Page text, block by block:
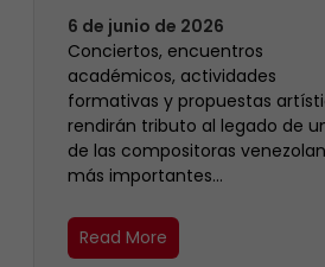
6 de junio de 2026
Conciertos, encuentros
académicos, actividades
formativas y propuestas
rendirán tributo al legado de
de las compositoras
más importantes…
Read More